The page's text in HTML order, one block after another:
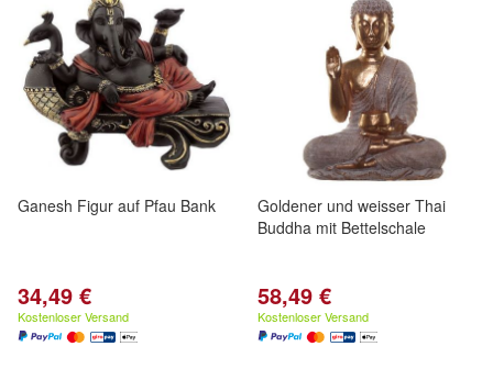
Ganesh Figur auf Pfau Bank
34,49 €
Kostenloser Versand
Goldener und weisser Thai
Buddha mit Bettelschale
58,49 €
Kostenloser Versand